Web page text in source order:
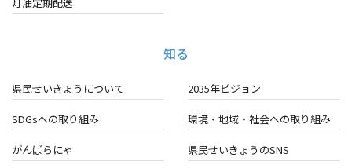
知る
県民せいきょうについて 2035年ビジョン
SDGsへの取り組み 環境・地域・ 社会への取り組み
がんばらにゃ 県民せいきょうのSNS